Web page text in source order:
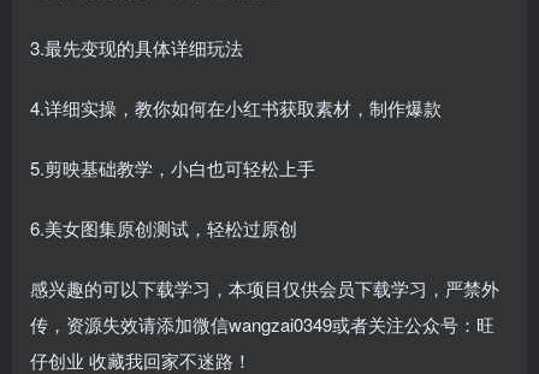
3.最先变现的具体详细玩法
4.详细实操，教你如何在小红书获取素材，制作爆款
5.剪映基础教学，小白也可轻松上手
6.美女图集原创测试，轻松过原创
感兴趣的可以下载学习，本项目仅供会员下载学习，严禁外
传，资源失效请添加微信wangzai0349或者关注公众号：旺
仔创业 收藏我回家不迷路！